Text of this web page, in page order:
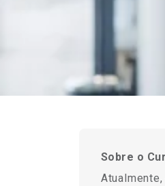
Sobre o